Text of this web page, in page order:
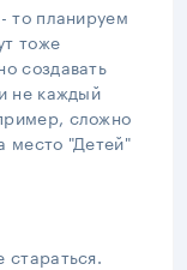
то планируем
тоже
создавать
не каждый
сложно
место "Детей"